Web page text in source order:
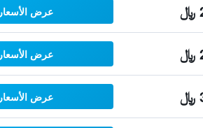
عرض الأسعار
عرض الأسعار
عرض الأسعار